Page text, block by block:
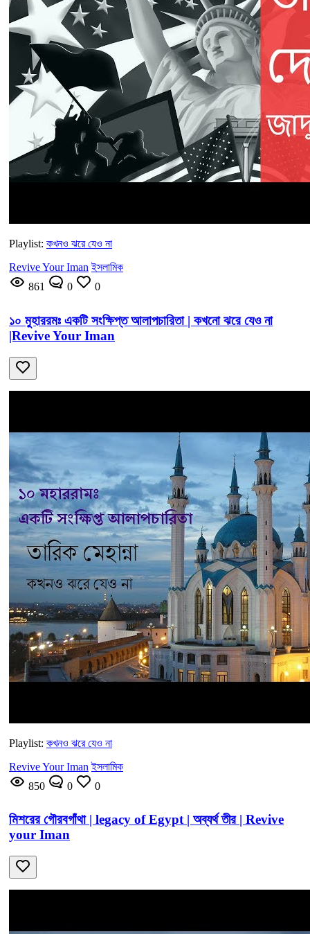
Playlist: কখনও ঝরে যেও না
Revive Your Iman ইসলামিক
861
0 0
১০ মুহাররমঃ একটি সংক্ষিপ্ত আলাপচারিতা | কখনো ঝরে যেও না
|Revive Your Iman
Playlist: কখনও ঝরে যেও না
Revive Your Iman ইসলামিক
850
0 0
মিশরের গৌরবগাঁথা | legacy of Egypt | অব্যর্থ তীর | Revive
your Iman